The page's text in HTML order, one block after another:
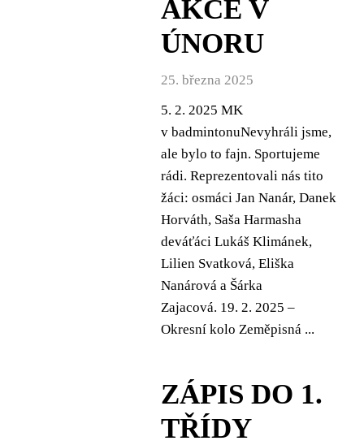
AKCE V
ÚNORU
25. března 2025
5. 2. 2025 MK
v badmintonuNevyhráli jsme,
ale bylo to fajn. Sportujeme
rádi. Reprezentovali nás tito
žáci: osmáci Jan Nanár, Danek
Horváth, Saša Harmasha
deváťáci Lukáš Klimánek,
Lilien Svatková, Eliška
Nanárová a Šárka
Zajacová. 19. 2. 2025 –
Okresní kolo Zeměpisná ...
ZÁPIS DO 1.
TŘÍDY